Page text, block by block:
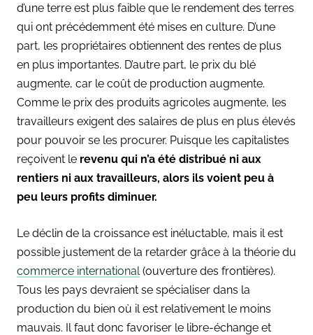
d’une terre est plus faible que le rendement des terres
qui ont précédemment été mises en culture. D’une
part, les propriétaires obtiennent des rentes de plus
en plus importantes. D’autre part, le prix du blé
augmente, car le coût de production augmente.
Comme le prix des produits agricoles augmente, les
travailleurs exigent des salaires de plus en plus élevés
pour pouvoir se les procurer. Puisque les capitalistes
reçoivent le revenu qui n’a été distribué ni aux
rentiers ni aux travailleurs, alors ils voient peu à
peu leurs profits diminuer.
Le déclin de la croissance est inéluctable, mais il est
possible justement de la retarder grâce à la théorie du
commerce international (ouverture des frontières).
Tous les pays devraient se spécialiser dans la
production du bien où il est relativement le moins
mauvais. Il faut donc favoriser le libre-échange et